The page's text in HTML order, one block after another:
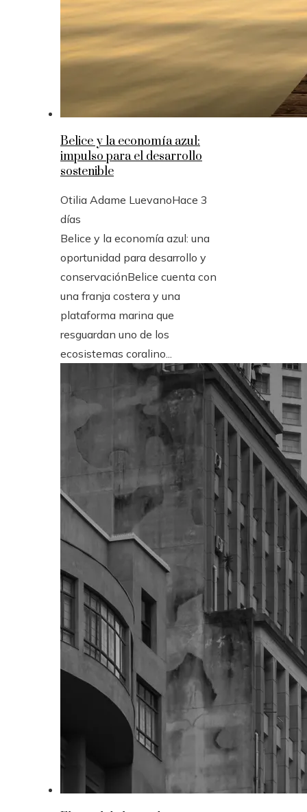
Belice y la economía azul:
impulso para el desarrollo
sostenible
Otilia Adame LuevanoHace 3
días
Belice y la economía azul: una
oportunidad para desarrollo y
conservaciónBelice cuenta con
una franja costera y una
plataforma marina que
resguardan uno de los
ecosistemas coralino...